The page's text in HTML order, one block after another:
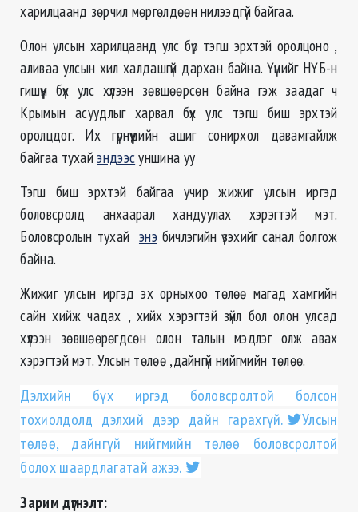
харилцаанд зөрчил мөргөлдөөн нилээдгүй байгаа.
Олон улсын харилцаанд улс бүр тэгш эрхтэй оролцоно ,
аливаа улсын хил халдашгүй дархан байна. Үүнийг НҮБ-н
гишүүн бүх улс хүлээн зөвшөөрсөн байна гэж заадаг ч
Крымын асуудлыг харвал бүх улс тэгш биш эрхтэй
оролцдог. Их гүрнүүдийн ашиг сонирхол давамгайлж
байгаа тухайэндээсуншина уу
Тэгш биш эрхтэй байгаа учир жижиг улсын иргэд
боловсролд анхаарал хандуулах хэрэгтэй мэт.
Боловсролын тухай энэбичлэгийн үзэхийг санал болгож
байна.
Жижиг улсын иргэд эх орныхоо төлөө магад хамгийн
сайн хийж чадах , хийх хэрэгтэй зүйл бол олон улсад
хүлээн зөвшөөрөгдсөн олон талын мэдлэг олж авах
хэрэгтэй мэт. Улсын төлөө ,дайнгүй нийгмийн төлөө.
Дэлхийн бүх иргэд боловсролтой болсон
тохиолдолд дэлхий дээр дайн гарахгүй.
Улсын
төлөө, дайнгүй нийгмийн төлөө боловсролтой
болох шаардлагатай ажээ.
Зарим дүгнэлт: